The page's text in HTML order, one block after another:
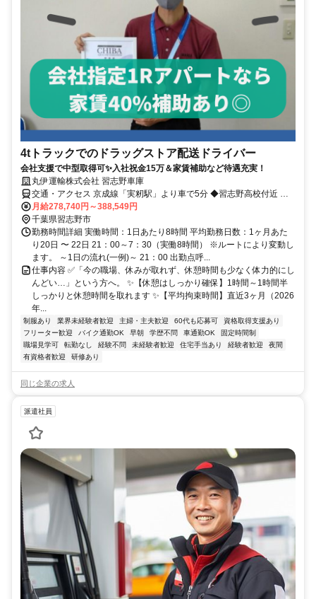
4tトラックでのドラッグストア配送ドライバー
会社支援で中型取得可✨入社祝金15万＆家賃補助など待遇充実！
丸伊運輸株式会社 習志野車庫
交通・アクセス 京成線「実籾駅」より車で5分 ◆習志野高校付近 ◆
車・バイク通勤OK
月給278,740円～388,549円
千葉県習志野市
勤務時間詳細 実働時間：1日あたり8時間 平均勤務日数：1ヶ月あた
り20日 〜 22日 21：00～7：30（実働8時間） ※ルートにより変動し
ます。 ～1日の流れ(一例)～ 21：00 出勤点呼...
仕事内容 ✅「今の職場、休みが取れず、休憩時間も少なく体力的にし
んどい…」という方へ。 ✨【休憩はしっかり確保】1時間～1時間半
しっかりと休憩時間を取れます ✨【平均拘束時間】直近3ヶ月（2026
年...
制服あり 業界未経験者歓迎 主婦・主夫歓迎 60代も応募可
資格取得支援あり
フリーター歓迎
バイク通勤OK 早朝 学歴不問 車通勤OK
固定時間制
職場見学可
転勤なし 経験不問 未経験者歓迎 住宅手当あり 経験者歓迎
夜間
有資格者歓迎
研修あり
同じ企業の求人
派遣社員